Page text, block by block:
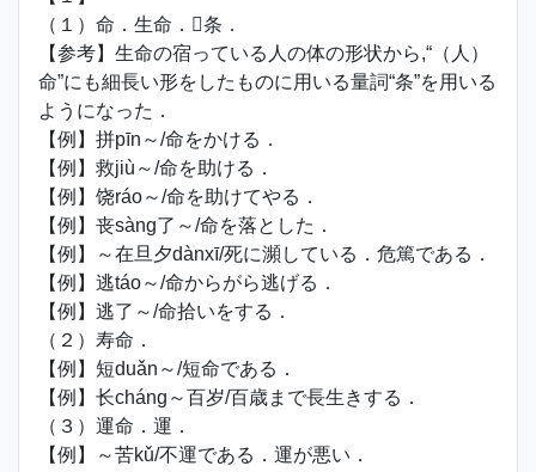
（１）命．生命．条．
【参考】生命の宿っている人の体の形状から,“（人）
命”にも細長い形をしたものに用いる量詞“条”を用いる
ようになった．
【例】拼pīn～/命をかける．
【例】救jiù～/命を助ける．
【例】饶ráo～/命を助けてやる．
【例】丧sàng了～/命を落とした．
【例】～在旦夕dànxī/死に瀕している．危篤である．
【例】逃táo～/命からがら逃げる．
【例】逃了～/命拾いをする．
（２）寿命．
【例】短duǎn～/短命である．
【例】长cháng～百岁/百歳まで長生きする．
（３）運命．運．
【例】～苦kǔ/不運である．運が悪い．